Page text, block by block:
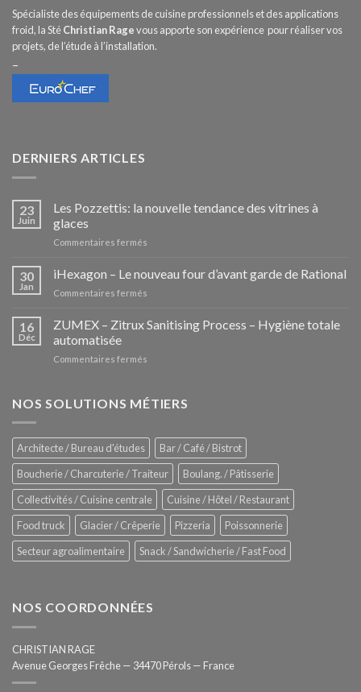
Spécialiste des équipements de cuisine professionnels et des applications
froid, la StéChristian Ragevous apporte son expérience pour réaliser vos
projets, de l’étude à l’installation.
–
DERNIERS ARTICLES
23
Juin
Les Pozzettis: la nouvelle tendance des vitrines à
glaces
Commentaires fermés
Pozzettis:
la
des
30
Jan
iHexagon – Le nouveau four d’avant garde de Rational
Commentaires fermés
–
Le
de
16
Déc
ZUMEX – Zitrux Sanitising Process – Hygiène totale
automatisée
Commentaires fermés
Zitrux
–
Hygiène
totale
automatisée
NOS SOLUTIONS MÉTIERS
Architecte / Bureau d'études
Bar / Café / Bistrot
Boucherie / Charcuterie / Traiteur
Boulang. / Pâtisserie
Collectivités / Cuisine centrale
Cuisine / Hôtel / Restaurant
Food truck
Glacier / Crêperie Pizzeria
Poissonnerie
Secteur agroalimentaire
Snack / Sandwicherie / Fast Food
NOS COORDONNÉES
CHRISTIAN RAGE
Avenue Georges Frêche — 34470 Pérols — France